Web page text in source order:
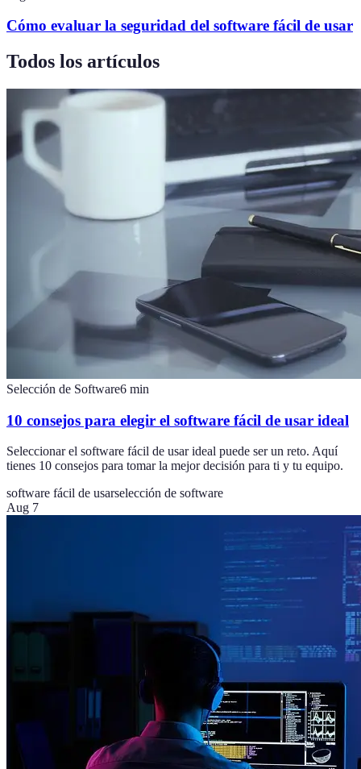
Cómo evaluar la seguridad del software fácil de usar
Todos los artículos
Selección de Software6 min
10 consejos para elegir el software fácil de usar ideal
Seleccionar el software fácil de usar ideal puede ser un reto. Aquí
tienes 10 consejos para tomar la mejor decisión para ti y tu equipo.
software fácil de usarselección de software
Aug 7